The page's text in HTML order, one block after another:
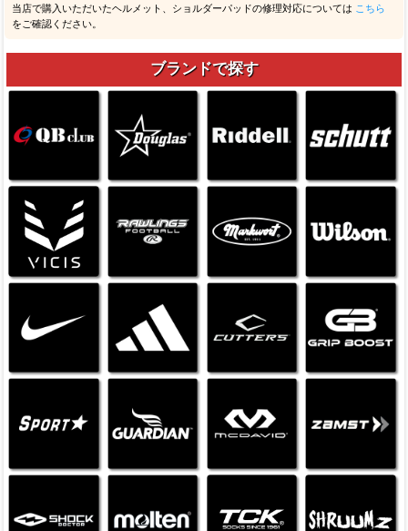
当店で購入いただいたヘルメット、ショルダーパッドの修理対応については こちら
をご確認ください。
ブランドで探す